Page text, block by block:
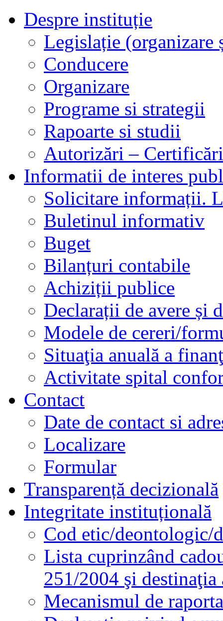
Despre instituție
Legislație
Conducere
Organizare
Programe si strategii
Rapoarte si studii
Autorizări –
Informatii de interes
Solicitare informații.
Buletinul informativ
Buget
Bilanțuri contabile
Achiziții publice
Declarații de avere și
Modele de cereri/
Situaţia anuală a
Activitate spital
Contact
Date de contact si
Localizare
Formular
Transparență decizională
Integritate instituțională
Cod etic/deontologic/
Lista cuprinzând
251/2004 şi destinaţia
Mecanismul de